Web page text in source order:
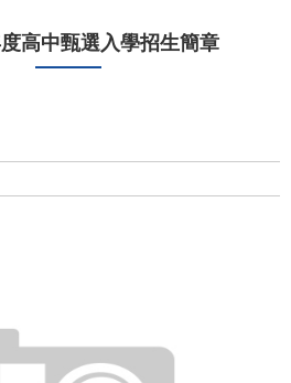
高中甄選入學招生簡章